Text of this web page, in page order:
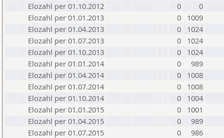
Elozahl per 01.10.2012
0
0
Elozahl per 01.01.2013
0
1009
Elozahl per 01.04.2013
0
1024
Elozahl per 01.07.2013
0
1024
Elozahl per 01.10.2013
0
1024
Elozahl per 01.01.2014
0
989
Elozahl per 01.04.2014
0
1008
Elozahl per 01.07.2014
0
1008
Elozahl per 01.10.2014
0
1004
Elozahl per 01.01.2015
0
1001
Elozahl per 01.04.2015
0
989
Elozahl per 01.07.2015
0
986